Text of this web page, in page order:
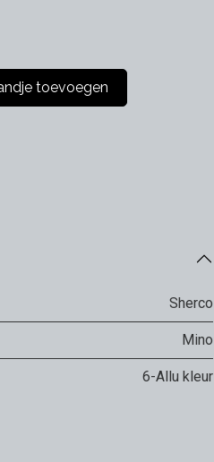
toevoegen
Sherco
Mino
6-Allu kleur